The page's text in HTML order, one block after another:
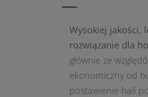
Wysokiej jakości,
rozwiązanie dla
głównie ze
ekonomiczny od
postawienie hali